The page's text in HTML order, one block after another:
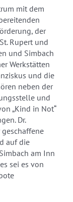
mit dem
der
Rupert und
und Simbach
Werkstätten
und die
neben der
und
„Kind in Not“
Dr.
auf die
am Inn
sei es von